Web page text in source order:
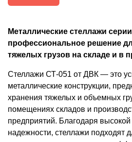
Металлические стеллажи
профессиональное решение
тяжелых грузов на складе и в
Стеллажи СТ-051 от ДВК — это
металлические конструкции,
хранения тяжелых и объемных
помещениях складов и
предприятий. Благодаря
надежности, стеллажи подходят